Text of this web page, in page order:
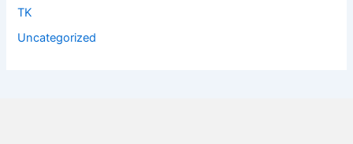
TK
Uncategorized